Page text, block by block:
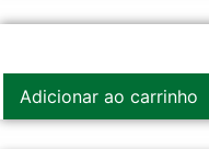
Adicionar ao carrinho